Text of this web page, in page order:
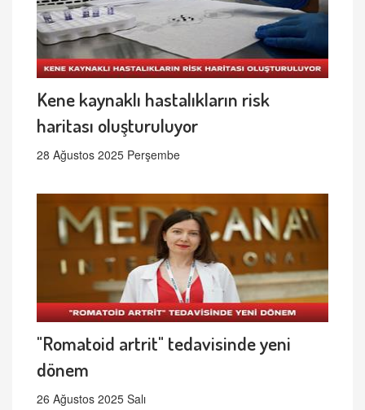
Kene kaynaklı hastalıkların risk
haritası oluşturuluyor
28 Ağustos 2025 Perşembe
"Romatoid artrit" tedavisinde yeni
dönem
26 Ağustos 2025 Salı